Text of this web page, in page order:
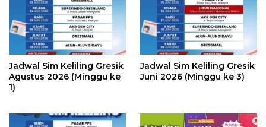
Jadwal Sim Keliling Gresik
Agustus 2026 (Minggu ke
1)
Jadwal Sim Keliling Gresik
Juni 2026 (Minggu ke 3)